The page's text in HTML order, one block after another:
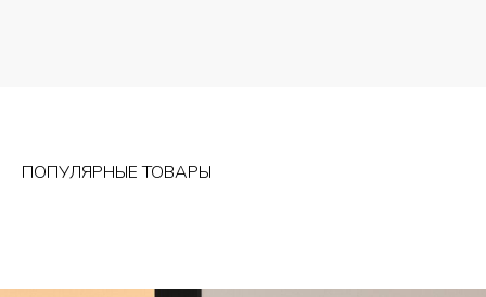
ПОПУЛЯРНЫЕ ТОВАРЫ